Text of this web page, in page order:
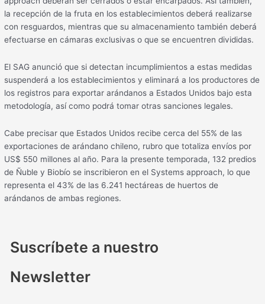
la recepción de la fruta en los establecimientos deberá realizarse
con resguardos, mientras que su almacenamiento también deberá
efectuarse en cámaras exclusivas o que se encuentren divididas.
El SAG anunció que si detectan incumplimientos a estas medidas
suspenderá a los establecimientos y eliminará a los productores de
los registros para exportar arándanos a Estados Unidos bajo esta
metodología, así como podrá tomar otras sanciones legales.
Cabe precisar que Estados Unidos recibe cerca del 55% de las
exportaciones de arándano chileno, rubro que totaliza envíos por
US$ 550 millones al año. Para la presente temporada, 132 predios
de Ñuble y Biobío se inscribieron en el Systems approach, lo que
representa el 43% de las 6.241 hectáreas de huertos de
arándanos de ambas regiones.
Suscríbete a nuestro
Newsletter